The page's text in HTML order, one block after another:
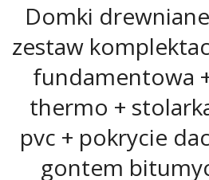
Domki
zestaw
fundamentowa
thermo +
pvc + pokrycie
gontem